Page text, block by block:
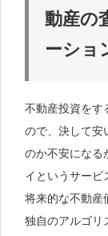
動産の
ーショ
不動産投資をす
ので、決して安
のか不安になる
イというサービ
将来的な不動産
独自のアルゴリ